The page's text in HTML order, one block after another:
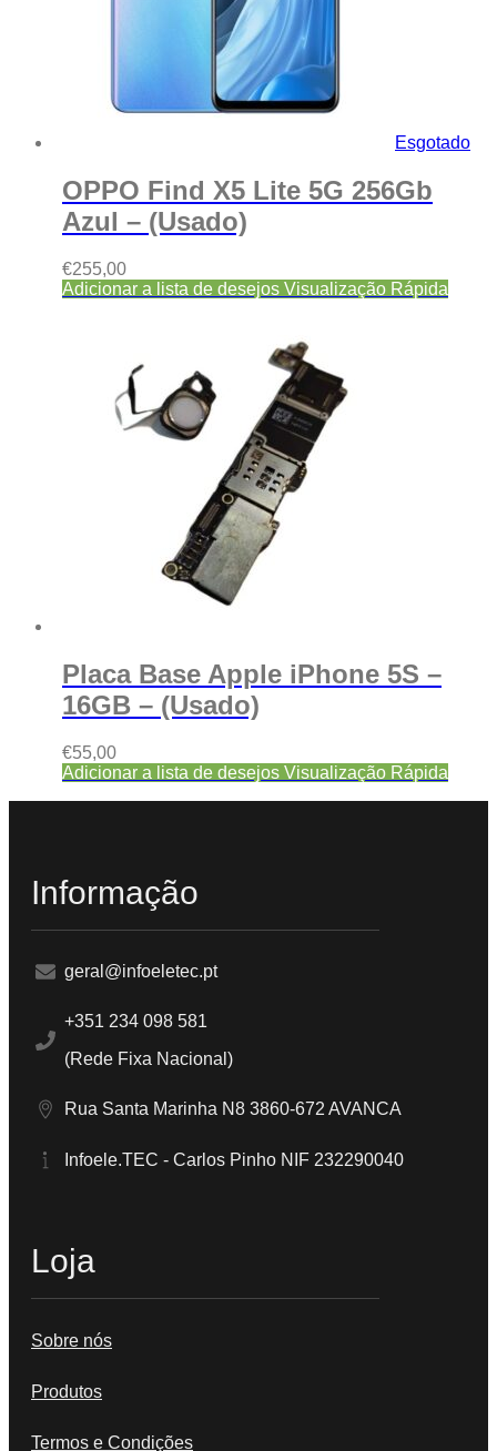
Esgotado
OPPO Find X5 Lite 5G 256Gb
Azul – (Usado)
€255,00
Adicionar a lista de desejos Visualização Rápida
Placa Base Apple iPhone 5S –
16GB – (Usado)
€55,00
Adicionar a lista de desejos Visualização Rápida
Informação
geral@infoeletec.pt
+351 234 098 581
(Rede Fixa Nacional)
Rua Santa Marinha N8 3860-672 AVANCA
Infoele.TEC - Carlos Pinho NIF 232290040
Loja
Sobre nós
Produtos
Termos e Condições